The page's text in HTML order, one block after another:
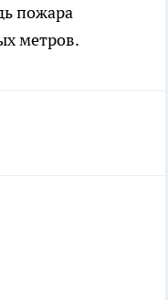
пожара
метров.